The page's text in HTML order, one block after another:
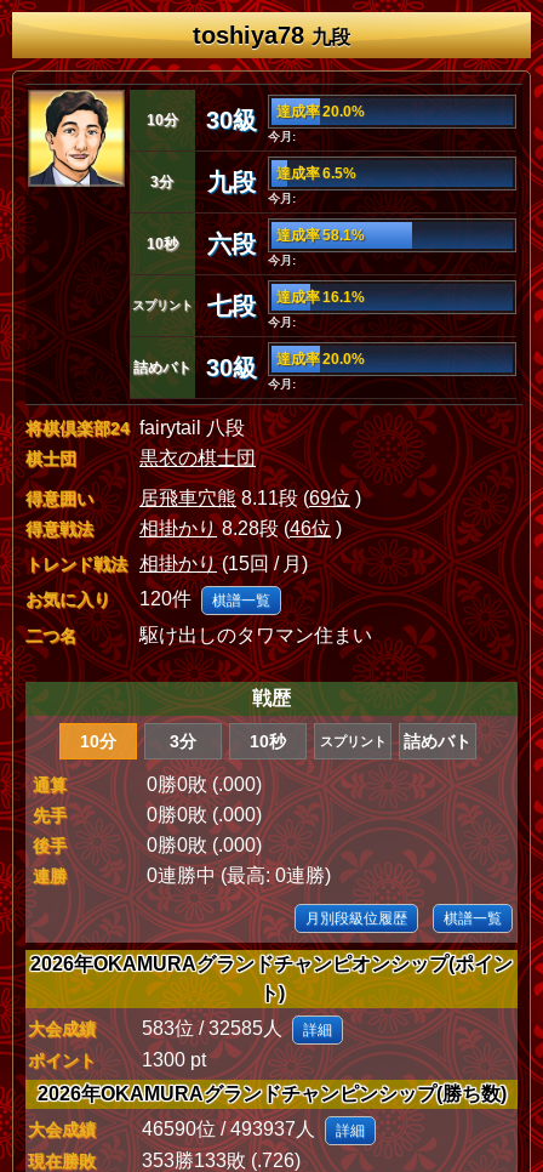
toshiya78九段
10分 30級 達成率 20.0%
今月:
3分 九段 達成率 6.5%
今月:
10秒 六段 達成率 58.1%
今月:
スプリント 七段 達成率 16.1%
今月:
詰めバト 30級 達成率 20.0%
今月:
将棋倶楽部24 fairytail 八段
棋士団 黒衣の棋士団
得意囲い 居飛車穴熊8.11段 (69位 )
得意戦法 相掛かり8.28段 (46位 )
トレンド戦法 相掛かり(15回 / 月)
お気に入り 120件 棋譜一覧
二つ名 駆け出しのタワマン住まい
戦歴
10分 3分 10秒 スプリント 詰めバト
通算 0勝0敗 (.000)
先手 0勝0敗 (.000)
後手 0勝0敗 (.000)
連勝 0連勝中 (最高: 0連勝)
月別段級位履歴 棋譜一覧
2026年OKAMURAグランドチャンピオンシップ(ポイン
ト)
大会成績 583位 / 32585人 詳細
ポイント
1300 pt
2026年OKAMURAグランドチャンピンシップ(勝ち数)
大会成績 46590位 / 493937人 詳細
現在勝敗 353勝133敗 (.726)